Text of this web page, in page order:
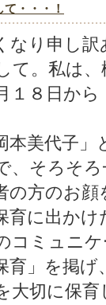
・・・！
なり申し訳
て。私は
１８日か
本美代子」
、そろそ
の方のお
育に出か
コミュニ
育」を掲
大切に保